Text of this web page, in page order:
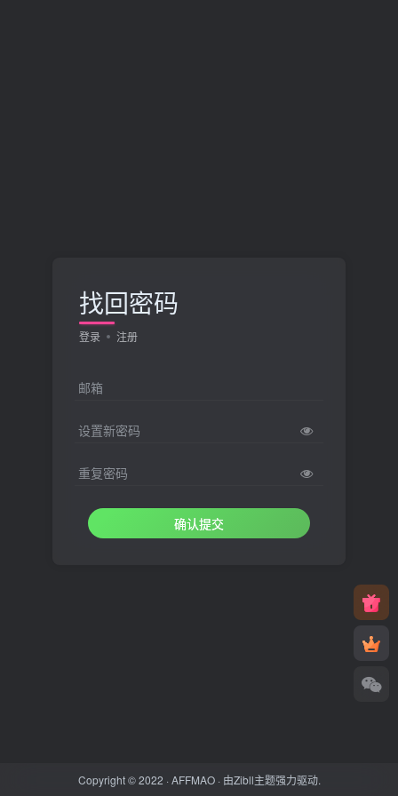
找回密码
登录 注册
邮箱
设置新密码
重复密码
确认提交
Copyright © 2022 ·AFFMAO· 由Zibll主题强力驱动.